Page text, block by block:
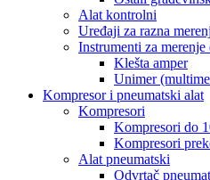
Alat kontrolni
Uređaji za razna
Instrumenti za
Klešta amper
Unimer
Kompresor i pneumatski alat
Kompresori
Kompresori do
Kompresori
Alat pneumatski
Odvrtač